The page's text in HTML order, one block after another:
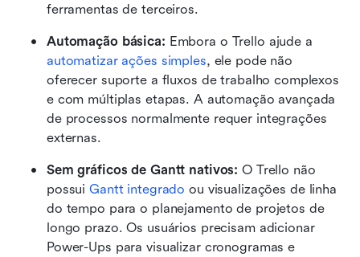
ferramentas de terceiros.
Automação básica:
automatizar ações simples, ele pode não
oferecer suporte a fluxos de trabalho complexos
e com múltiplas etapas. A automação avançada
de processos normalmente requer integrações
externas.
Sem gráficos de Gantt nativos: O Trello não
possui Gantt integrado ou visualizações de linha
do tempo para o planejamento de projetos de
longo prazo. Os usuários precisam adicionar
Power-Ups para visualizar cronogramas e